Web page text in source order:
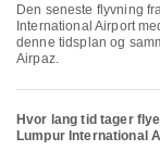
Den seneste flyvning fra Shahjalal Internationale Lufthavn til Kuala Lumpur
International Airport
denne tidsplan og
Airpaz.
Hvor lang tid tager
Lumpur International